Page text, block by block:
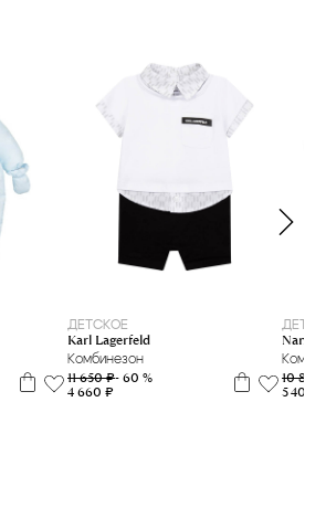
ДЕТСКОЕ
Karl Lagerfeld
Комбинезон
11 650 ₽- 60 %
4 660 ₽
Nanan
10
5 400 ₽